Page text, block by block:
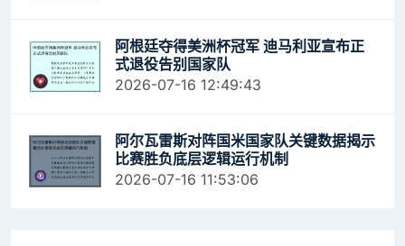
阿根廷夺得美洲杯冠军 迪马利亚宣布正
式退役告别国家队
2026-07-16 12:49:43
阿尔瓦雷斯对阵国米国家队关键数据揭示
比赛胜负底层逻辑运行机制
2026-07-16 11:53:06